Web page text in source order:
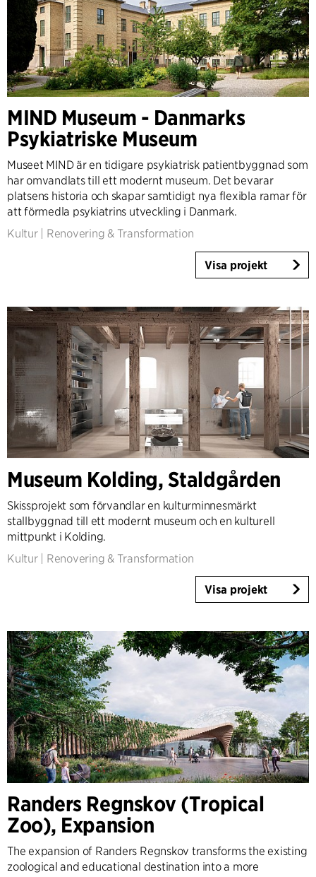
MIND Museum - Danmarks
Psykiatriske Museum
Museet MIND är en tidigare psykiatrisk patientbyggnad som
har omvandlats till ett modernt museum. Det bevarar
platsens historia och skapar samtidigt nya flexibla ramar för
att förmedla psykiatrins utveckling i Danmark.
Kultur| Renovering & Transformation
Visa projekt
Museum Kolding, Staldgården
Skissprojekt som förvandlar en kulturminnesmärkt
stallbyggnad till ett modernt museum och en kulturell
mittpunkt i Kolding.
Kultur| Renovering & Transformation
Visa projekt
Randers Regnskov (Tropical
Zoo), Expansion
The expansion of Randers Regnskov transforms the existing
zoological and educational destination into a more